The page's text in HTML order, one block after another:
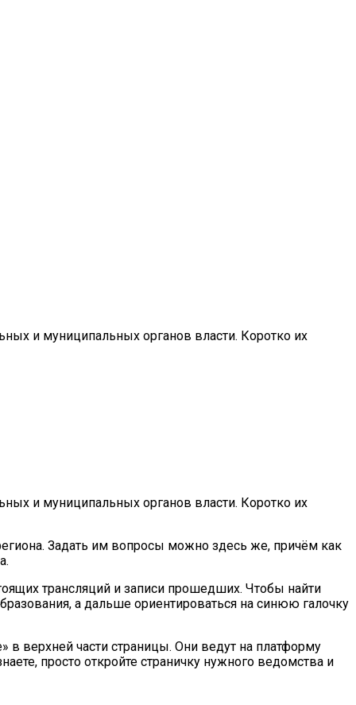
и муниципальных органов власти. Коротко их
и муниципальных органов власти. Коротко их
Задать им вопросы можно здесь же, причём как
их трансляций и записи прошедших. Чтобы найти
а дальше ориентироваться на синюю галочку
в верхней части страницы. Они ведут на платформу
просто откройте страничку нужного ведомства и